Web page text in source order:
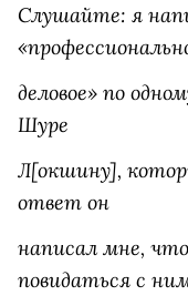
Слушайте: я
деловое» по
Шуре
Л[окшину],
ответ он
написал мне,
повидаться с